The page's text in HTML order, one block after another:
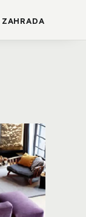
ZAHRADA